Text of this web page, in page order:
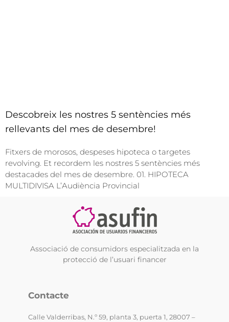
Descobreix les nostres 5 sentències més
rellevants del mes de desembre!
Fitxers de morosos, despeses hipoteca o targetes
revolving. Et recordem les nostres 5 sentències més
destacades del mes de desembre. 01. HIPOTECA
MULTIDIVISA L’Audiència Provincial
Associació de consumidors especialitzada en la
protecció de l’usuari financer
Contacte
Calle Valderribas, N.º 59, planta 3, puerta 1, 28007 –